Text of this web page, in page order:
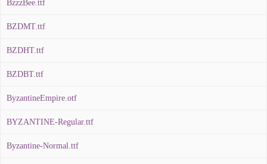
BzzzBee.ttf
BZDMT.ttf
BZDHT.ttf
BZDBT.ttf
ByzantineEmpire.otf
BYZANTINE-Regular.ttf
Byzantine-Normal.ttf